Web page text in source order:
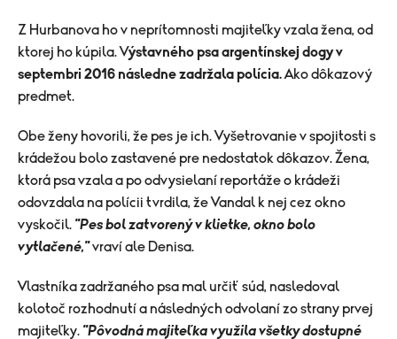
​Z Hurbanova ho v neprítomnosti majiteľky vzala žena, od
ktorej ho kúpila. Výstavného psa argentínskej dogy v
septembri 2016 následne zadržala polícia.Ako dôkazový
predmet.
Obe ženy hovorili, že pes je ich. Vyšetrovanie v spojitosti s
krádežou bolo zastavené pre nedostatok dôkazov. Žena,
ktorá psa vzala a po odvysielaní reportáže o krádeži
odovzdala na polícii tvrdila, že Vandal k nej cez okno
vyskočil. "Pes bol zatvorený v klietke, okno bolo
vytlačené,"vraví ale Denisa.
Vlastníka zadržaného psa mal určiť súd, nasledoval
kolotoč rozhodnutí a následných odvolaní zo strany prvej
majiteľky. "Pôvodná majiteľka využila všetky dostupné